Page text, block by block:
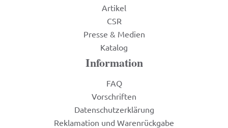
Artikel
CSR
Presse & Medien
Katalog
Information
FAQ
Vorschriften
Datenschutzerklärung
Reklamation und Warenrückgabe